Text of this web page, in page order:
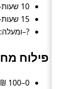
10 שעות–15 שעות: 0 נסיעות (כ־0%).
15 שעות–20 שעות: 3 נסיעות (כ־0%).
?–ומעלה: 0 נסיעות (כ־0%).
פילוח
0–100 ₪: 14 הצעות (כ־1%).